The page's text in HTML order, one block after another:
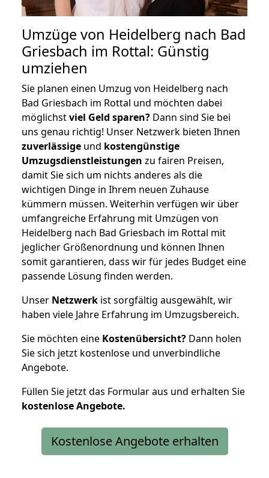
Umzüge von Heidelberg nach Bad
Griesbach im Rottal: Günstig
umziehen
Sie planen einen Umzug von Heidelberg nach
Bad Griesbach im Rottal und möchten dabei
möglichstviel Geld sparen? Dann sind Sie bei
uns genau richtig! Unser Netzwerk bieten Ihnen
zuverlässige und kostengünstige
Umzugsdienstleistungen zu fairen Preisen,
damit Sie sich um nichts anderes als die
wichtigen Dinge in Ihrem neuen Zuhause
kümmern müssen. Weiterhin verfügen wir über
umfangreiche Erfahrung mit Umzügen von
Heidelberg nach Bad Griesbach im Rottal mit
jeglicher Größenordnung und können Ihnen
somit garantieren, dass wir für jedes Budget eine
passende Lösung finden werden.
Unser Netzwerk ist sorgfältig ausgewählt, wir
haben viele Jahre Erfahrung im Umzugsbereich.
Sie möchten eine Kostenübersicht? Dann holen
Sie sich jetzt kostenlose und unverbindliche
Angebote.
Füllen Sie jetzt das Formular aus und erhalten Sie
kostenloseAngebote.
Kostenlose Angebote erhalten